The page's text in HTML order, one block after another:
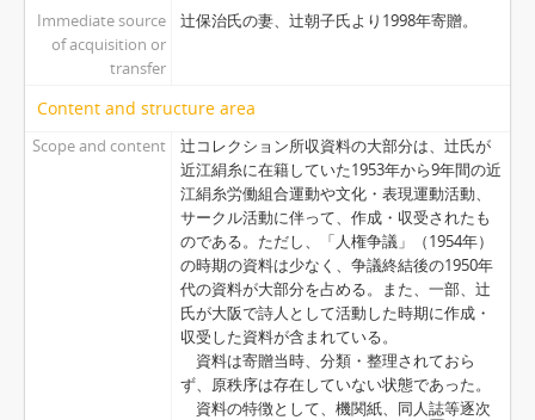
Immediate source
of acquisition or
transfer
辻保治氏の妻、辻朝子氏より1998年寄贈。
Content and structure area
Scope and content
辻コレクション所収資料の大部分は、辻氏が
近江絹糸に在籍していた1953年から9年間の近
江絹糸労働組合運動や文化・表現運動活動、
サークル活動に伴って、作成・収受されたも
のである。ただし、「人権争議」（1954年）
の時期の資料は少なく、争議終結後の1950年
代の資料が大部分を占める。また、一部、辻
氏が大阪で詩人として活動した時期に作成・
収受した資料が含まれている。
資料は寄贈当時、分類・整理されておら
ず、原秩序は存在していない状態であった。
資料の特徴として、機関紙、同人誌等逐次